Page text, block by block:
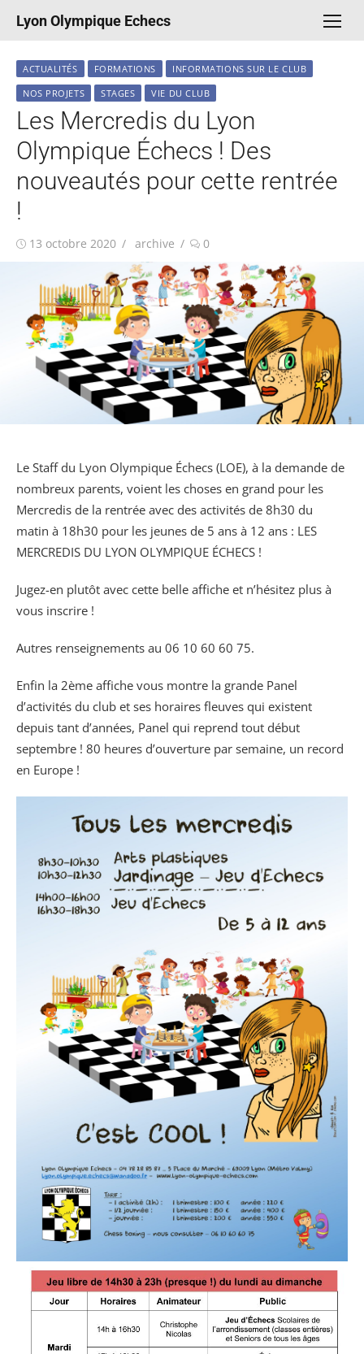
Lyon Olympique Echecs
ACTUALITÉS FORMATIONS
INFORMATIONS SUR LE CLUB
NOS PROJETS
STAGES VIE DU CLUB
Les Mercredis du Lyon
Olympique Échecs ! Des
nouveautés pour cette rentrée
!
Publié
le
13 octobre 2020 Auteur/autrice
archive 0
Le Staff du Lyon Olympique Échecs (LOE), à la demande de
nombreux parents, voient les choses en grand pour les
Mercredis de la rentrée avec des activités de 8h30 du
matin à 18h30 pour les jeunes de 5 ans à 12 ans : LES
MERCREDIS DU LYON OLYMPIQUE ÉCHECS !
Jugez-en plutôt avec cette belle affiche et n’hésitez plus à
vous inscrire !
Autres renseignements au 06 10 60 60 75.
Enfin la 2ème affiche vous montre la grande Panel
d’activités du club et ses horaires fleuves qui existent
depuis tant d’années, Panel qui reprend tout début
septembre ! 80 heures d’ouverture par semaine, un record
en Europe !